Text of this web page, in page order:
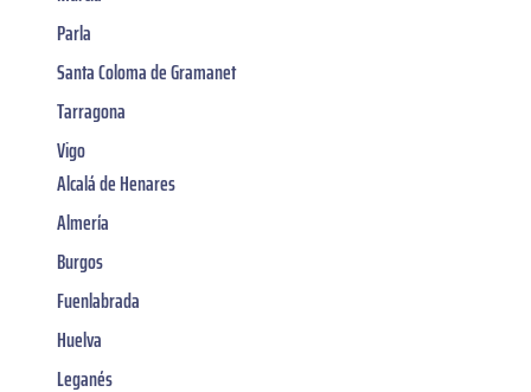
Parla
Santa Coloma de Gramanet
Tarragona
Vigo
Alcalá de Henares
Almería
Burgos
Fuenlabrada
Huelva
Leganés